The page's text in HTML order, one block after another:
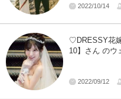
2022/10/14
♡DRESSY花
10】さん の
2022/09/12